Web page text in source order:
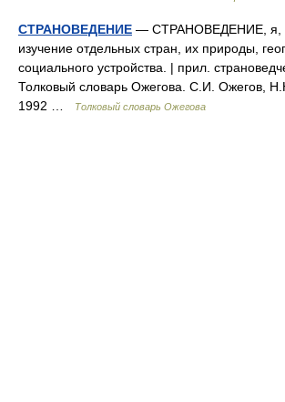
СТРАНОВЕДЕНИЕ — СТРАНОВЕДЕНИЕ, я,
изучение отдельных стран, их природы,
социального устройства. | прил.
Толковый словарь Ожегова. С.И. Ожегов,
1992 …
Толковый словарь Ожегова